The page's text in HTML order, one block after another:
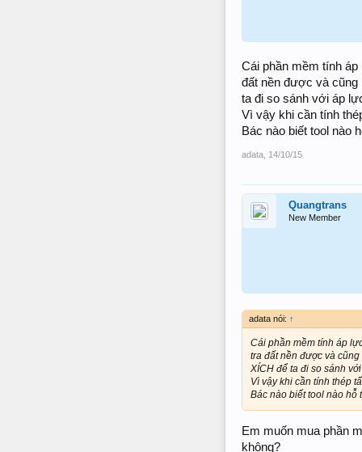
Cái phần mềm tính
đất nền được và cũng
ta đi so sánh với áp
Vì vậy khi cần tính
Bác nào biết tool nào
adata 14/10/15
Quangtrans
New Member
adata nói: ↑
Cái phần mềm tính áp
tra đất nền được và
XÍCH để ta đi so sánh
Vì vậy khi cần tính thép
Bác nào biết tool nào hỗ
Em muốn mua phần
không?